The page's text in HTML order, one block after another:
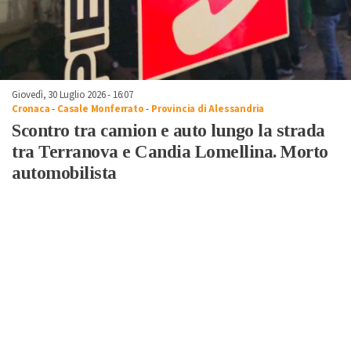
Giovedì, 30 Luglio 2026 - 16:07
Cronaca- Casale Monferrato- Provincia di Alessandria
Scontro tra camion e auto lungo la strada
tra Terranova e Candia Lomellina. Morto
automobilista